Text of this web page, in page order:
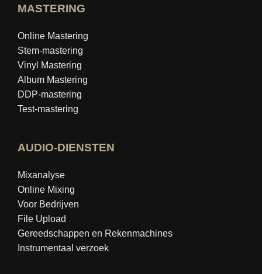
MASTERING
Online Mastering
Stem-mastering
Vinyl Mastering
Album Mastering
DDP-mastering
Test-mastering
AUDIO-DIENSTEN
Mixanalyse
Online Mixing
Voor Bedrijven
File Upload
Gereedschappen en Rekenmachines
Instrumentaal verzoek